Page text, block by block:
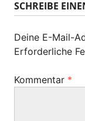
g
s
N
g
r
B
i
s
e
r
e
SCHREIBE
Deine E-Mail-
Erforderliche
Kommentar *